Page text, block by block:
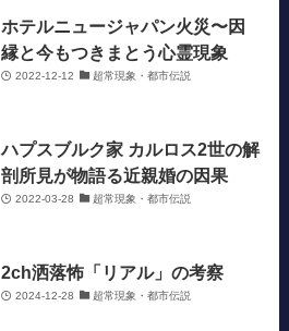
ホテルニュージャパン火災〜因
縁と今もつきまとう心霊現象
2022-12-12 超常現象・都市伝説
ハプスブルク家 カルロス2世の解
剖所見が物語る近親婚の因果
2022-03-28 超常現象・都市伝説
2ch洒落怖「リアル」の考察
2024-12-28 超常現象・都市伝説